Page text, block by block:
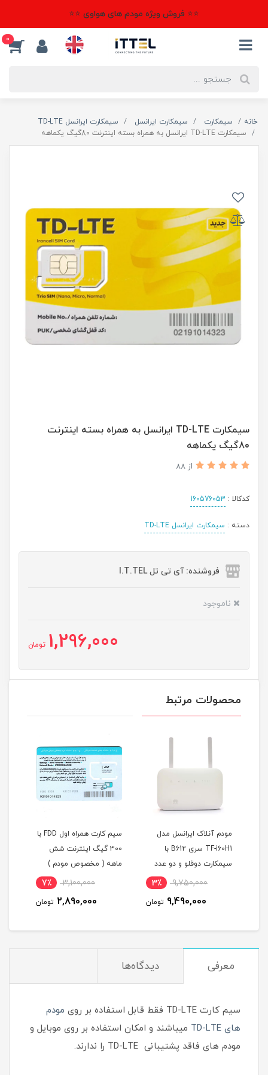
⭐⭐ فروش ویژه مودم های هواوی ⭐⭐
0
خانه سیمکارت سیمکارت ایرانسل
سیمکارت ایرانسل TD-LTE
سیمکارت TD-LTE ایرانسل به همراه بسته اینترنت 80گیگ یکماهه
سیمکارت TD-LTE ایرانسل به همراه بسته اینترنت
80گیگ یکماهه
از 88
کدکالا : 160576053
دسته : سیمکارت ایرانسل TD-LTE
فروشنده: آی تی تل I.T.TEL
ناموجود
1,296,000 تومان
محصولات مرتبط
300 گیگ اینترنت شش
ماهه ( مخصوص مودم )
3,100,000
2,890,000 تومان
سیم کارت FDD/4.5
سرویس همراه اول با آی پی
گیگ اینترنت یکساله
17,500,000
16,990,000 تومان
معرفی دیدگاه‌ها
سیم کارت TD-LTE فقط قابل استفاده بر روی
مودم
های TD-LTE
میباشند و امکان استفاده بر روی موبایل و
مودم های فاقد پشتیبانی TD-LTE را ندارند.